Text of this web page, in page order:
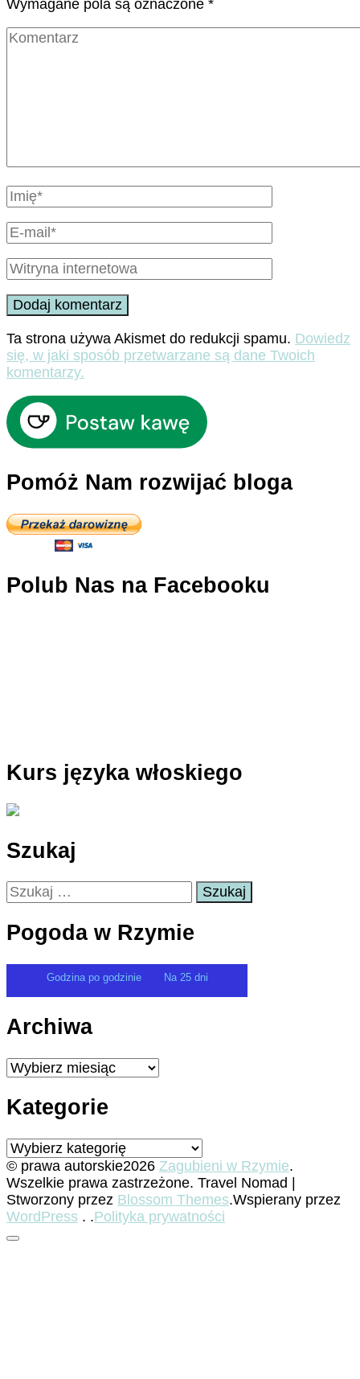
Wymagane pola są oznaczone *
Ta strona używa Akismet do redukcji spamu. Dowiedz
się, w jaki sposób przetwarzane są dane Twoich
komentarzy.
Pomóż Nam rozwijać bloga
Polub Nas na Facebooku
Kurs języka włoskiego
Szukaj
Szukaj:
Pogoda w Rzymie
Godzina po godzinie Na 25 dni
Archiwa
Archiwa
Kategorie
Kategorie
© prawa autorskie2026 Zagubieni w Rzymie.
Wszelkie prawa zastrzeżone. Travel Nomad |
Stworzony przez Blossom Themes.Wspierany przez
WordPress . .Polityka prywatności